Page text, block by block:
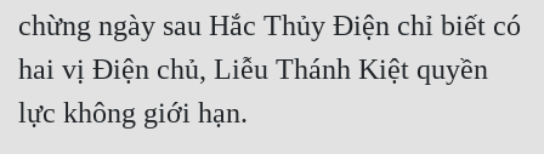
Quan Trường
Quân Sự
Sảng Văn
chừng ngày sau Hắc Thủy Điện chỉ biết có
hai vị Điện chủ, Liễu Thánh Kiệt quyền
lực không giới hạn.